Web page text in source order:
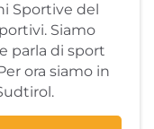
Sportive del
Siamo
parla di sport
ora siamo in